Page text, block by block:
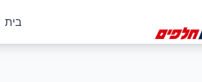
בית